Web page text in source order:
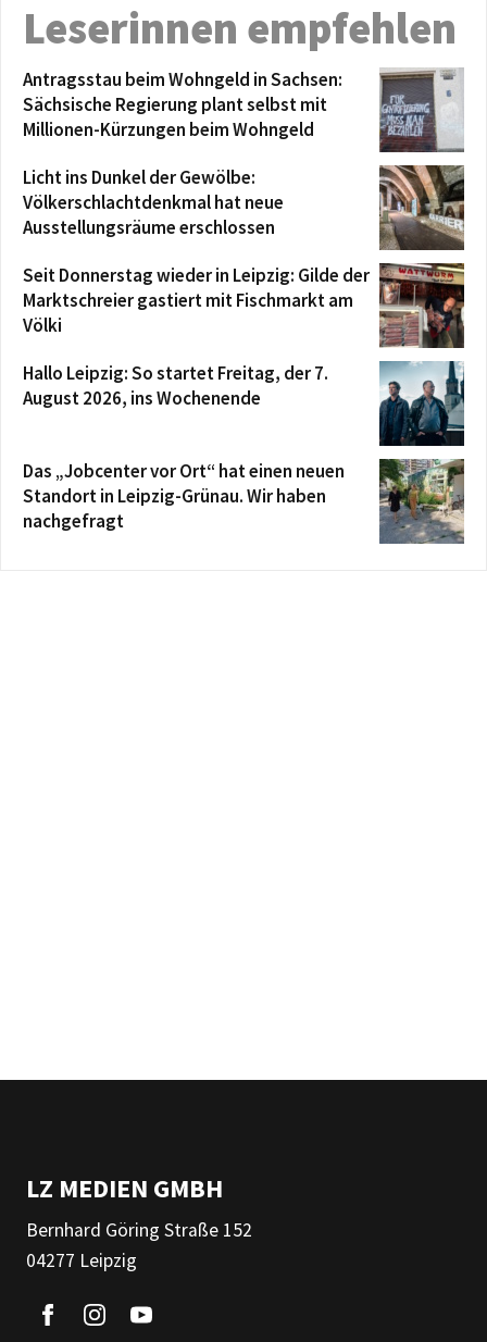
Leserinnen empfehlen
Antragsstau beim Wohngeld in Sachsen:
Sächsische Regierung plant selbst mit
Millionen-Kürzungen beim Wohngeld
Licht ins Dunkel der Gewölbe:
Völkerschlachtdenkmal hat neue
Ausstellungsräume erschlossen
Seit Donnerstag wieder in Leipzig: Gilde der
Marktschreier gastiert mit Fischmarkt am
Völki
Hallo Leipzig: So startet Freitag, der 7.
August 2026, ins Wochenende
Das „Jobcenter vor Ort“ hat einen neuen
Standort in Leipzig-Grünau. Wir haben
nachgefragt
LZ MEDIEN GMBH
Bernhard Göring Straße 152
04277 Leipzig